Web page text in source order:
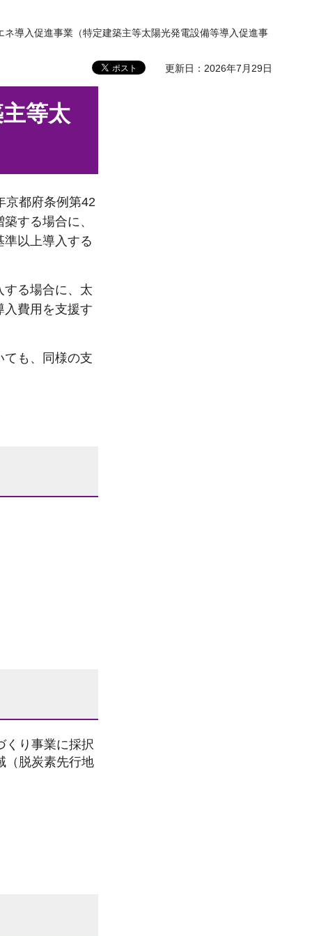
ネ導入促進事業（特定建築主等太陽光発電設備等導入促進事
更新日：2026年7月29日
等太
京都府条例第42
する場合に、
以上導入する
る場合に、太
入費用を支援す
も、同様の支
くり事業に採択
（脱炭素先行地